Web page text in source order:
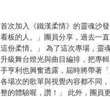
首次加入《鐵漢柔情》的靈魂沙
看板的人。」團員分享，過去一
這份柔情。」 為了這次專場，靈
升級舞台燈光與曲目編排，把專
手亨利也興奮透露，屆時將帶著
各場次的歌單與視覺內容都不同
整的體驗喔，讚！」 此外，團員